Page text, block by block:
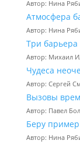
Автор: Нина
Атмосфера
Автор: Нина
Три барьера
Автор: Михаил
Чудеса
Автор: Сергей
Вызовы
Автор: Павел
Беру
Автор: Нина